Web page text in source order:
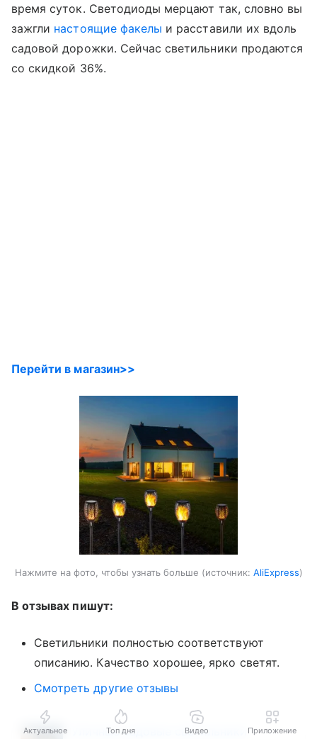
время суток. Светодиоды мерцают так, словно вы
зажгли настоящие факелы и расставили их вдоль
садовой дорожки. Сейчас светильники продаются
со скидкой 36%.
Перейти в магазин>>
Нажмите на фото, чтобы узнать больше источник: AliExpress
В отзывах пишут:
Светильники полностью соответствуют
описанию. Качество хорошее, ярко светят.
Смотреть другие отзывы
Уличные садовые светильники
Актуальное Топ дня Видео Приложение